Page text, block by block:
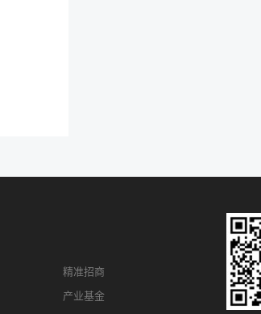
精准招商
产业基金